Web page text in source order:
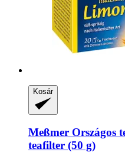
Kosár
Meßmer Országos
teafilter (50 g)